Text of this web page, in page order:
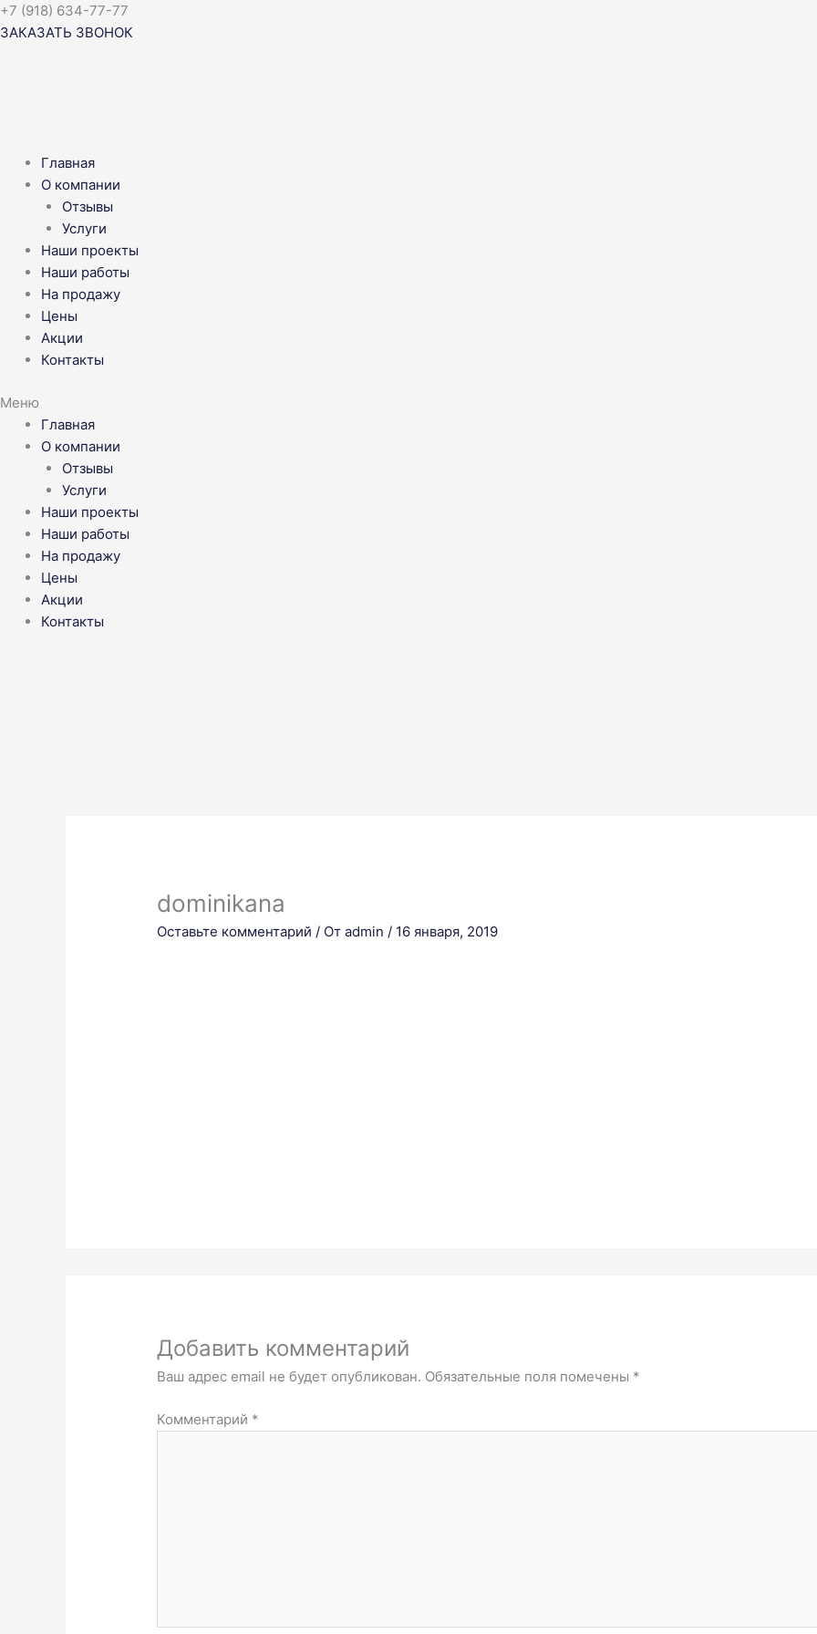
Перейти
к
+7 (918) 634-77-77
ЗАКАЗАТЬ ЗВОНОК
Главная
О компании
Отзывы
Услуги
Наши проекты
Наши работы
На продажу
Цены
Акции
Контакты
Меню
Главная
О компании
Отзывы
Услуги
Наши проекты
Наши работы
На продажу
Цены
Акции
Контакты
dominikana
Оставьте комментарий / Отadmin / 16 января, 2019
Добавить комментарий
Ваш адрес email не будет опубликован. Обязательные поля помечены *
Комментарий *